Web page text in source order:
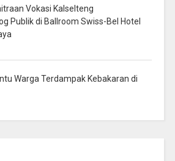
Vokasi Kalselteng
Publik di Ballroom Swiss-Bel Hotel
Warga Terdampak Kebakaran di